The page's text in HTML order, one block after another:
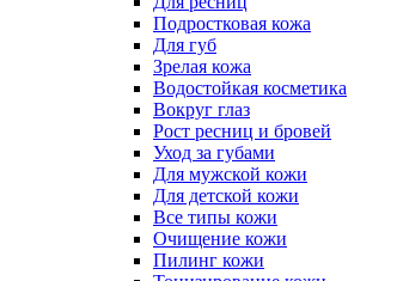
Подростковая кожа
Для губ
Зрелая кожа
Водостойкая косметика
Вокруг глаз
Рост ресниц и бровей
Уход за губами
Для мужской кожи
Для детской кожи
Все типы кожи
Очищение кожи
Пилинг кожи